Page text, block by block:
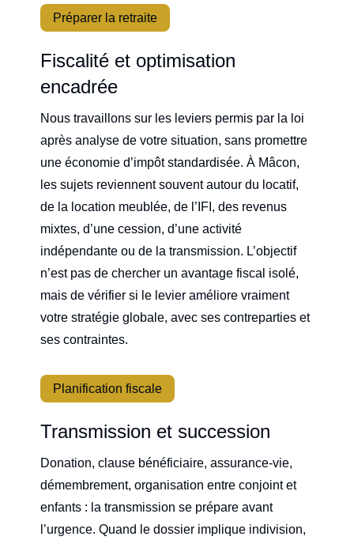
Préparer la retraite
Fiscalité et optimisation
encadrée
Nous travaillons sur les leviers permis par la loi
après analyse de votre situation, sans promettre
une économie d’impôt standardisée. À Mâcon,
les sujets reviennent souvent autour du locatif,
de la location meublée, de l’IFI, des revenus
mixtes, d’une cession, d’une activité
indépendante ou de la transmission. L’objectif
n’est pas de chercher un avantage fiscal isolé,
mais de vérifier si le levier améliore vraiment
votre stratégie globale, avec ses contreparties et
ses contraintes.
Planification fiscale
Transmission et succession
Donation, clause bénéficiaire, assurance-vie,
démembrement, organisation entre conjoint et
enfants : la transmission se prépare avant
l’urgence. Quand le dossier implique indivision,